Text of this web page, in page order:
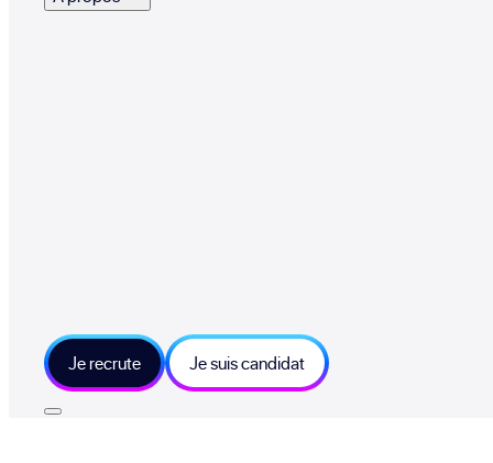
Je recrute Je suis candidat